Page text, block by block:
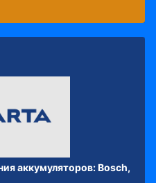
аккумуляторов: Bosch,